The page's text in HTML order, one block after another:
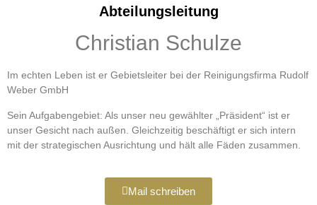
Abteilungsleitung
Christian Schulze
Im echten Leben ist er Gebietsleiter bei der Reinigungsfirma Rudolf
Weber GmbH
Sein Aufgabengebiet: Als unser neu gewählter „Präsident“ ist er
unser Gesicht nach außen. Gleichzeitig beschäftigt er sich intern
mit der strategischen Ausrichtung und hält alle Fäden zusammen.
Mail schreiben